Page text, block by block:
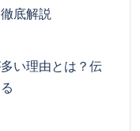
底解説
い理由とは？伝